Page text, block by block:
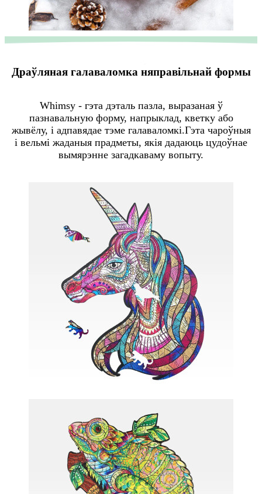
Драўляная галаваломка няправільнай формы
Whimsy - гэта дэталь пазла, выразаная ў
пазнавальную форму, напрыклад, кветку або
жывёлу, і адпавядае тэме галаваломкі.Гэта чароўныя
і вельмі жаданыя прадметы, якія дадаюць цудоўнае
вымярэнне загадкаваму вопыту.